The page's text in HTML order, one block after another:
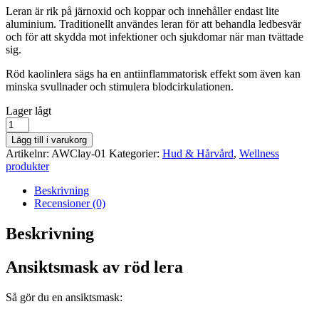
Leran är rik på järnoxid och koppar och innehåller endast lite
aluminium. Traditionellt användes leran för att behandla ledbesvär
och för att skydda mot infektioner och sjukdomar när man tvättade
sig.
Röd kaolinlera sägs ha en antiinflammatorisk effekt som även kan
minska svullnader och stimulera blodcirkulationen.
lager
saldo
Lager lågt
Ansiktsmask
av
röd
lera
80
mängd
Lägg till i varukorg
Artikelnr: AWClay-01 Kategorier: Hud & Hårvård, Wellness
produkter
Beskrivning
Recensioner (0)
Beskrivning
Ansiktsmask av röd lera
Så gör du en ansiktsmask: